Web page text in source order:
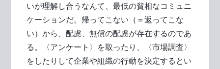
いが理解し合うなんて、最低の貧相なコミュニ
ケーションだ。帰ってこない（＝返ってこな
い）から、配慮、無償の配慮が存在するのであ
る。〈アンケート〉を取ったり、〈市場調査〉
をしたりして企業や組織の行動を決定するとい